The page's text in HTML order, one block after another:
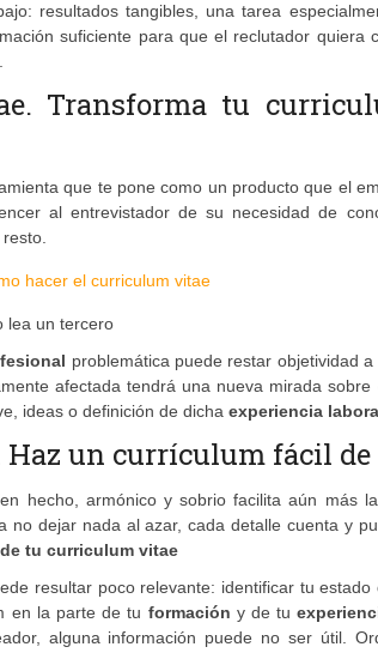
resultados tangibles, una tarea
suficiente para que el reclutador quiera
Transforma tu
que te pone como un producto que el
al entrevistador de su necesidad de
lea un tercero
problemática puede restar objetividad
afectada tendrá una nueva mirada
ideas o definición de dicha experiencia
un currículum fácil de
hecho, armónico y sobrio facilita aún más
no dejar nada al azar, cada detalle cuenta y
tu curriculum vitae
resultar poco relevante: identificar tu estado
en la parte de tu formación y de tu
alguna información puede no ser útil.